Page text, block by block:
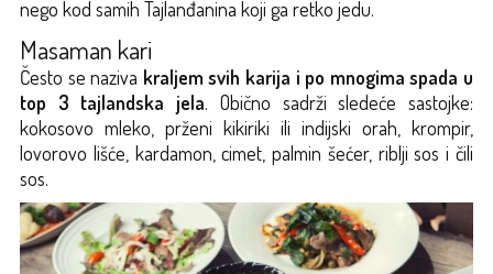
nego kod samih Tajlanđanina koji ga retko jedu.
Masaman kari
Često se naziva kraljem svih karija i po mnogima spada u
top 3 tajlandska jela. Obično sadrži sledeće sastojke:
kokosovo mleko, prženi kikiriki ili indijski orah, krompir,
lovorovo lišće, kardamon, cimet, palmin šećer, riblji sos i čili
sos.